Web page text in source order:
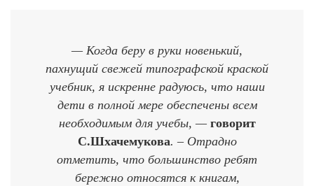
— Когда беру в руки новенький,
пахнущий свежей типографской краской
учебник, я искренне радуюсь, что наши
дети в полной мере обеспечены всем
необходимым для учебы, — говорит
С.Шхачемукова. – Отрадно
отметить, что большинство ребят
бережно относятся к книгам,